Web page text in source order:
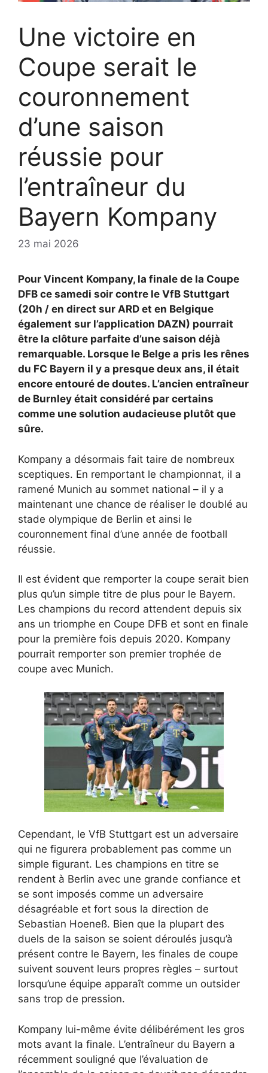
Une victoire en
Coupe serait le
couronnement
d’une saison
réussie pour
l’entraîneur du
Bayern Kompany
23 mai 2026
Pour Vincent Kompany, la finale de la Coupe
DFB ce samedi soir contre le VfB Stuttgart
(20h / en direct sur ARD et en Belgique
également sur l’application DAZN) pourrait
être la clôture parfaite d’une saison déjà
remarquable. Lorsque le Belge a pris les rênes
du FC Bayern il y a presque deux ans, il était
encore entouré de doutes. L’ancien entraîneur
de Burnley était considéré par certains
comme une solution audacieuse plutôt que
sûre.
Kompany a désormais fait taire de nombreux
sceptiques. En remportant le championnat, il a
ramené Munich au sommet national – il y a
maintenant une chance de réaliser le doublé au
stade olympique de Berlin et ainsi le
couronnement final d’une année de football
réussie.
Il est évident que remporter la coupe serait bien
plus qu’un simple titre de plus pour le Bayern.
Les champions du record attendent depuis six
ans un triomphe en Coupe DFB et sont en finale
pour la première fois depuis 2020. Kompany
pourrait remporter son premier trophée de
coupe avec Munich.
Cependant, le VfB Stuttgart est un adversaire
qui ne figurera probablement pas comme un
simple figurant. Les champions en titre se
rendent à Berlin avec une grande confiance et
se sont imposés comme un adversaire
désagréable et fort sous la direction de
Sebastian Hoeneß. Bien que la plupart des
duels de la saison se soient déroulés jusqu’à
présent contre le Bayern, les finales de coupe
suivent souvent leurs propres règles – surtout
lorsqu’une équipe apparaît comme un outsider
sans trop de pression.
Kompany lui-même évite délibérément les gros
mots avant la finale. L’entraîneur du Bayern a
récemment souligné que l’évaluation de